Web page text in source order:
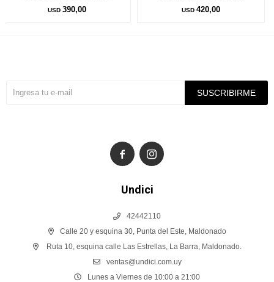
USD 390,00 USD 420,00
Undici
42442110
Calle 20 y esquina 30, Punta del Este, Maldonado
Ruta 10, esquina calle Las Estrellas, La Barra, Maldonado.
ventas@undici.com.uy
Lunes a Viernes de 10:00 a 21:00
SUSCRIBIRME
 